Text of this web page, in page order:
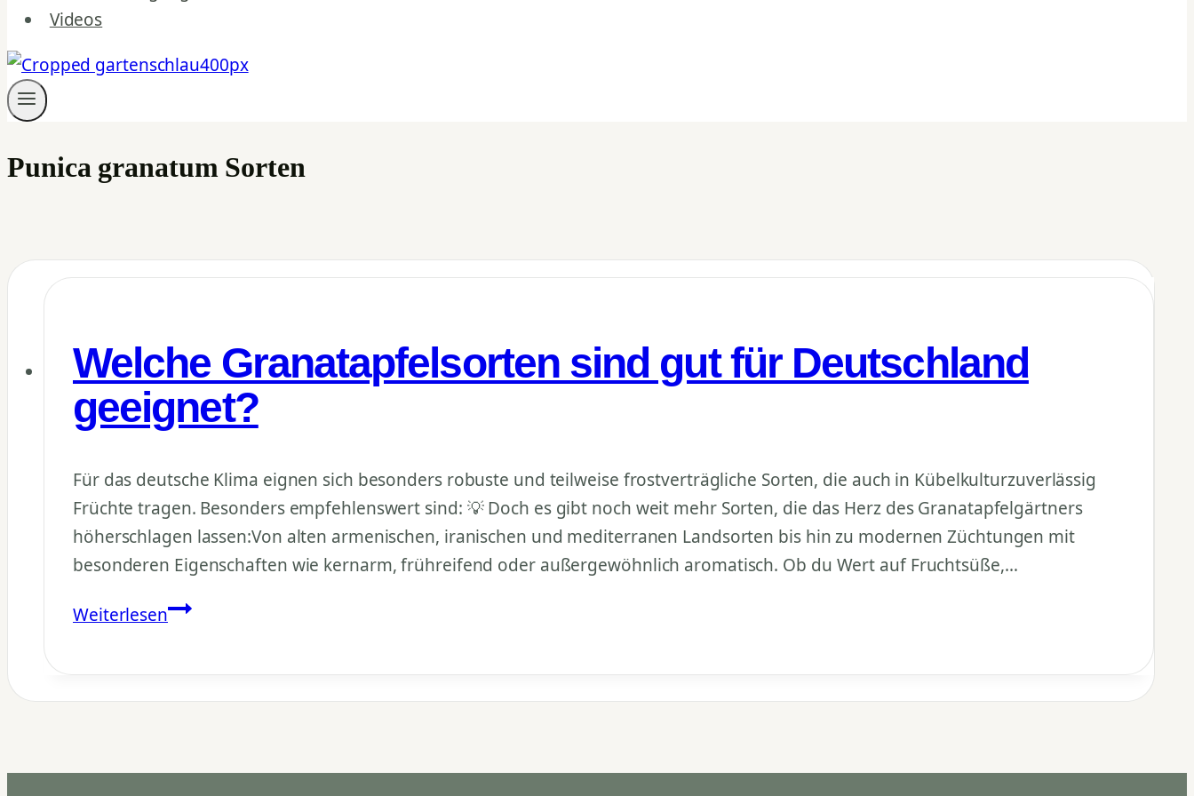
Videos
Punica granatum Sorten
Welche Granatapfelsorten sind gut für Deutschland
geeignet?
Für das deutsche Klima eignen sich besonders robuste und teilweise frostverträgliche Sorten, die auch in Kübelkulturzuverlässig
Früchte tragen. Besonders empfehlenswert sind: 💡 Doch es gibt noch weit mehr Sorten, die das Herz des Granatapfelgärtners
höherschlagen lassen:Von alten armenischen, iranischen und mediterranen Landsorten bis hin zu modernen Züchtungen mit
besonderen Eigenschaften wie kernarm, frühreifend oder außergewöhnlich aromatisch. Ob du Wert auf Fruchtsüße,…
WeiterlesenWelche
gut
geeignet?